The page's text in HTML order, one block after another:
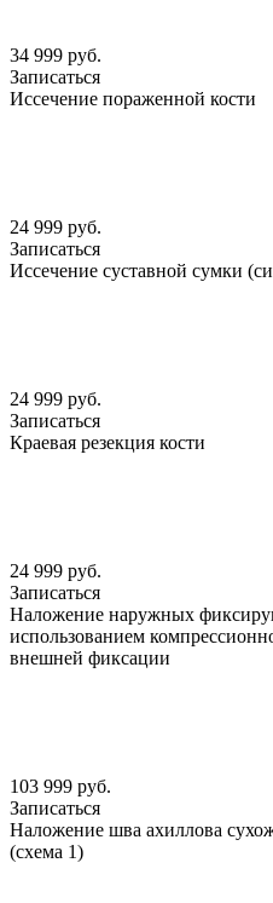
34 999 руб.
Записаться
Иссечение пораженной кости
24 999 руб.
Записаться
Иссечение суставной сумки
24 999 руб.
Записаться
Краевая резекция кости
24 999 руб.
Записаться
Наложение наружных
использованием
внешней фиксации
103 999 руб.
Записаться
Наложение шва ахиллова
(схема 1)